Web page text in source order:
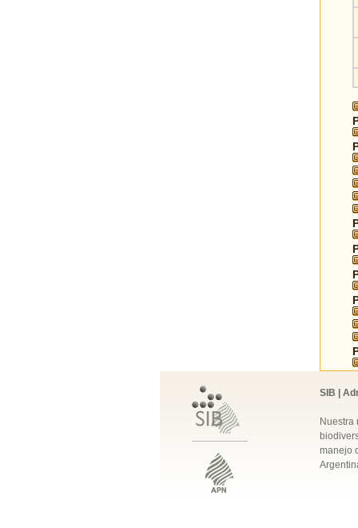
SIB |
Nuestra
manejo